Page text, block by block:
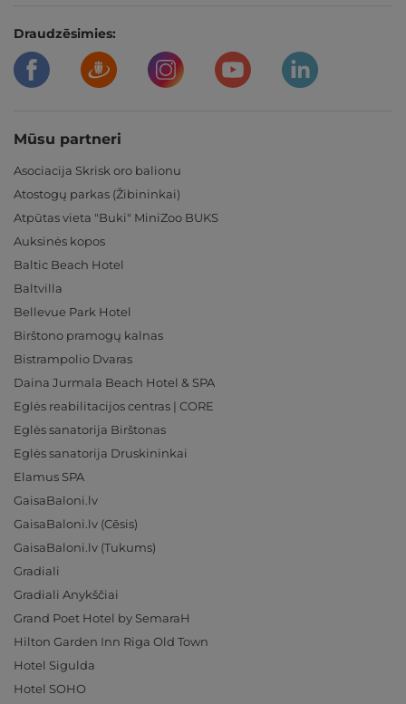
Draudzēsimies:
Mūsu partneri
Asociacija Skrisk oro balionu
Atostogų parkas (Žibininkai)
Atpūtas vieta "Buki" MiniZoo BUKS
Auksinės kopos
Baltic Beach Hotel
Baltvilla
Bellevue Park Hotel
Birštono pramogų kalnas
Bistrampolio Dvaras
Daina Jurmala Beach Hotel & SPA
Eglės reabilitacijos centras | CORE
Eglės sanatorija Birštonas
Eglės sanatorija Druskininkai
Elamus SPA
GaisaBaloni.lv
GaisaBaloni.lv (Cēsis)
GaisaBaloni.lv (Tukums)
Gradiali
Gradiali Anykščiai
Grand Poet Hotel by SemaraH
Hilton Garden Inn Riga Old Town
Hotel Sigulda
Hotel SOHO